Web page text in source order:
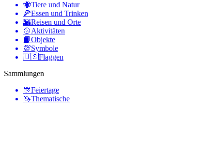
🐝Tiere und Natur
🍕Essen und Trinken
🌇Reisen und Orte
🥎Aktivitäten
📙Objekte
💯Symbole
🇺🇸Flaggen
Sammlungen
🎊Feiertage
🦄Thematische